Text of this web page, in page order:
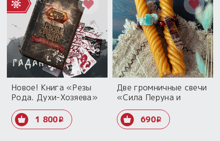
Новое! Книга «Резы
Рода. Духи-Хозяева»
+ колода+ рабочие
тетради1 800i
Две громничные свечи
«Сила Перуна и
Перуницы»
690i